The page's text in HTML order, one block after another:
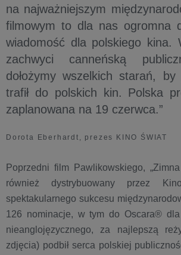
na najważniejszym
filmowym to dla nas ogromna
wiadomość dla polskiego kina.
zachwyci canneńską
dołożymy wszelkich starań,
trafił do polskich kin. Polska
zaplanowana na 19 czerwca.”
Dorota Eberhardt, prezes KINO ŚWIAT
Poprzedni film Pawlikowskiego,
również dystrybuowany przez
spektakularnego sukcesu
126 nominacje, w tym do Oscara®
nieanglojęzycznego, za najlepszą
zdjęcia) podbił serca polskiej